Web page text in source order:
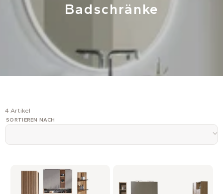
Badschränke
4 Artikel
SORTIEREN NACH